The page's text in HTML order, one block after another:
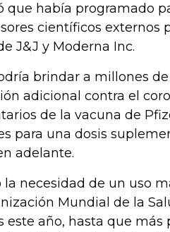
había programado
científicos externos
J&J y Moderna Inc.
brindar a millones de
adicional contra el
de la vacuna de
para una dosis
adelante.
necesidad de un uso
Mundial de la
año, hasta que más